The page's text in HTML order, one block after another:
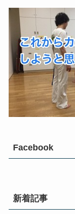
Facebook
新着記事